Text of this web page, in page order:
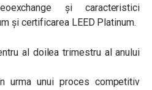
și caracteristici
și certificarea LEED Platinum.
al doilea trimestru al anului
urma unui proces competitiv